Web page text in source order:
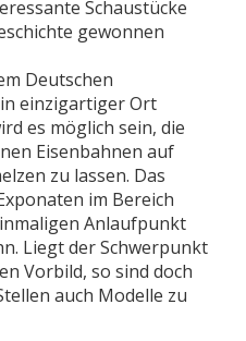
Schaustücke
gewonnen
Deutschen
einzigartiger Ort
es möglich sein, die
Eisenbahnen auf
zu lassen. Das
im Bereich
Anlaufpunkt
Liegt der Schwerpunkt
Vorbild, so sind doch
auch Modelle zu